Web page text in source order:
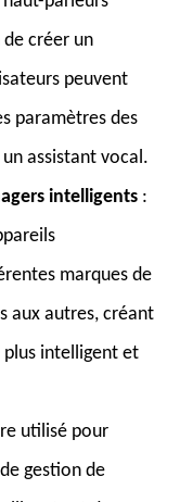
créer un
peuvent
paramètres des
assistant vocal.
intelligents :
marques de
aux autres, créant
intelligent et
utilisé pour
gestion de